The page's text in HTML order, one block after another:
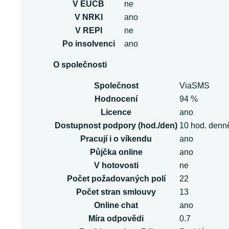
V EUCB
ne
V NRKI
ano
V REPI
ne
Po insolvenci
ano
O společnosti
Společnost
ViaSMS
Hodnocení
94 %
Licence
ano
Dostupnost podpory (hod./den) 10 hod.
Pracují i o víkendu
ano
Půjčka online
ano
V hotovosti
ne
Počet požadovaných polí
22
Počet stran smlouvy
13
Online chat
ano
Míra odpovědi
0.7